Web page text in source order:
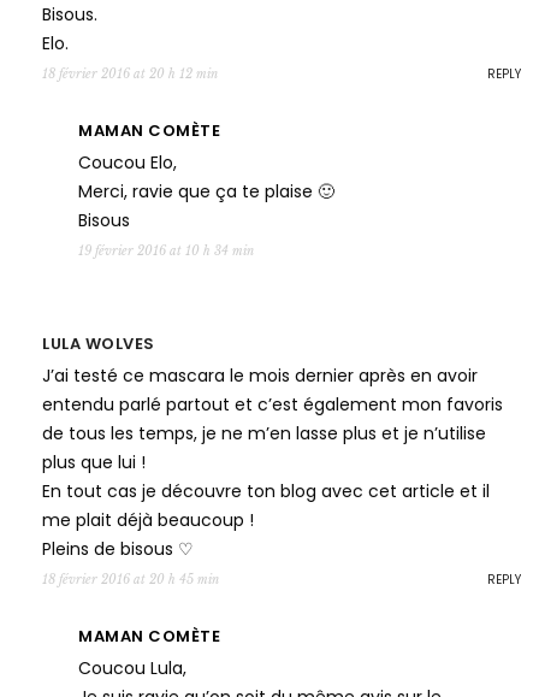
Bisous.
Elo.
18 février 2016 at 20 h 12 min REPLY
MAMAN COMÈTE
Coucou Elo,
Merci, ravie que ça te plaise 🙂
Bisous
19 février 2016 at 10 h 34 min
LULA WOLVES
J’ai testé ce mascara le mois dernier après en avoir
entendu parlé partout et c’est également mon favoris
de tous les temps, je ne m’en lasse plus et je n’utilise
plus que lui !
En tout cas je découvre ton blog avec cet article et il
me plait déjà beaucoup !
Pleins de bisous ♡
18 février 2016 at 20 h 45 min REPLY
MAMAN COMÈTE
Coucou Lula,